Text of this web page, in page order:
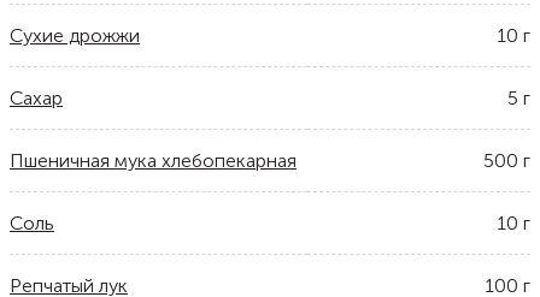
Сухие дрожжи 10 г
Сахар 5 г
Пшеничная мука хлебопекарная 500 г
Соль 10 г
Репчатый лук 100 г